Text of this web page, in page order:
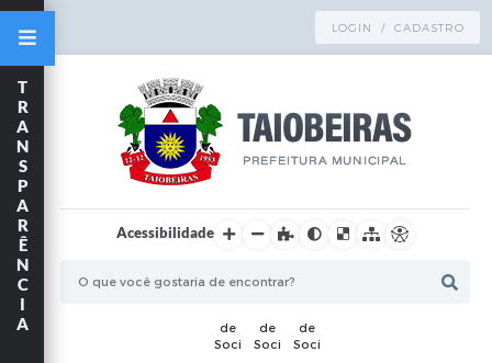
LOGIN / CADASTRO
Acessibilidade
T
R
A
N
S
P
A
R
Ê
N
C
I
A